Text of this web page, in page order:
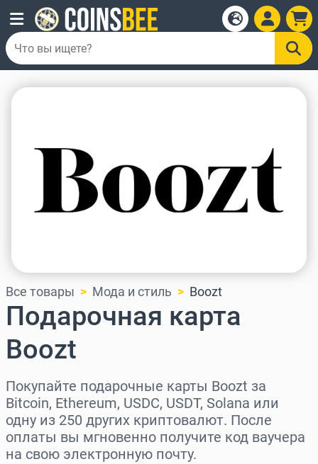
Все товары Мода и стиль Boozt
Подарочная карта
Boozt
Покупайте подарочные карты Boozt за
Bitcoin, Ethereum, USDC, USDT, Solana или
одну из 250 других криптовалют. После
оплаты вы мгновенно получите код ваучера
на свою электронную почту.